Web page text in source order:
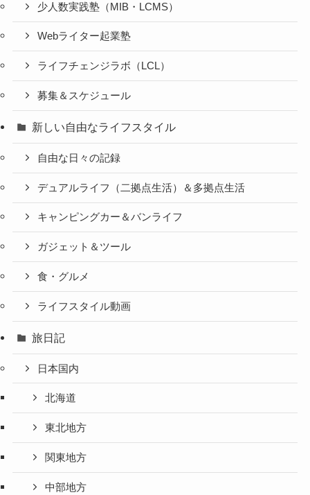
少人数実践塾（MIB・LCMS）
Webライター起業塾
ライフチェンジラボ（LCL）
募集＆スケジュール
新しい自由なライフスタイル
自由な日々の記録
デュアルライフ（二拠点生活）＆多拠点生活
キャンピングカー＆バンライフ
ガジェット＆ツール
食・グルメ
ライフスタイル動画
旅日記
日本国内
北海道
東北地方
関東地方
中部地方